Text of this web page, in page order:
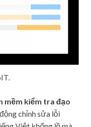
mềm kiểm tra đạo
chỉnh sửa lỗi